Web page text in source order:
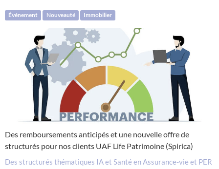
Événement Nouveauté Immobilier
Des remboursements anticipés et une nouvelle offre de
structurés pour nos clients UAF Life Patrimoine (Spirica)
Des structurés thématiques IA et Santé en Assurance-vie et PER